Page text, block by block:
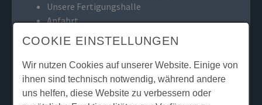
Unsere Fertigungshalle
Anfahrt
Über uns
Kontakt
Impressum
Datenschutz DSGVO
Öffnungszeiten
COOKIE EINSTELLUNGEN
Wir nutzen Cookies auf unserer Website. Einige von
ihnen sind technisch notwendig, während andere
uns helfen, diese Website zu verbessern oder